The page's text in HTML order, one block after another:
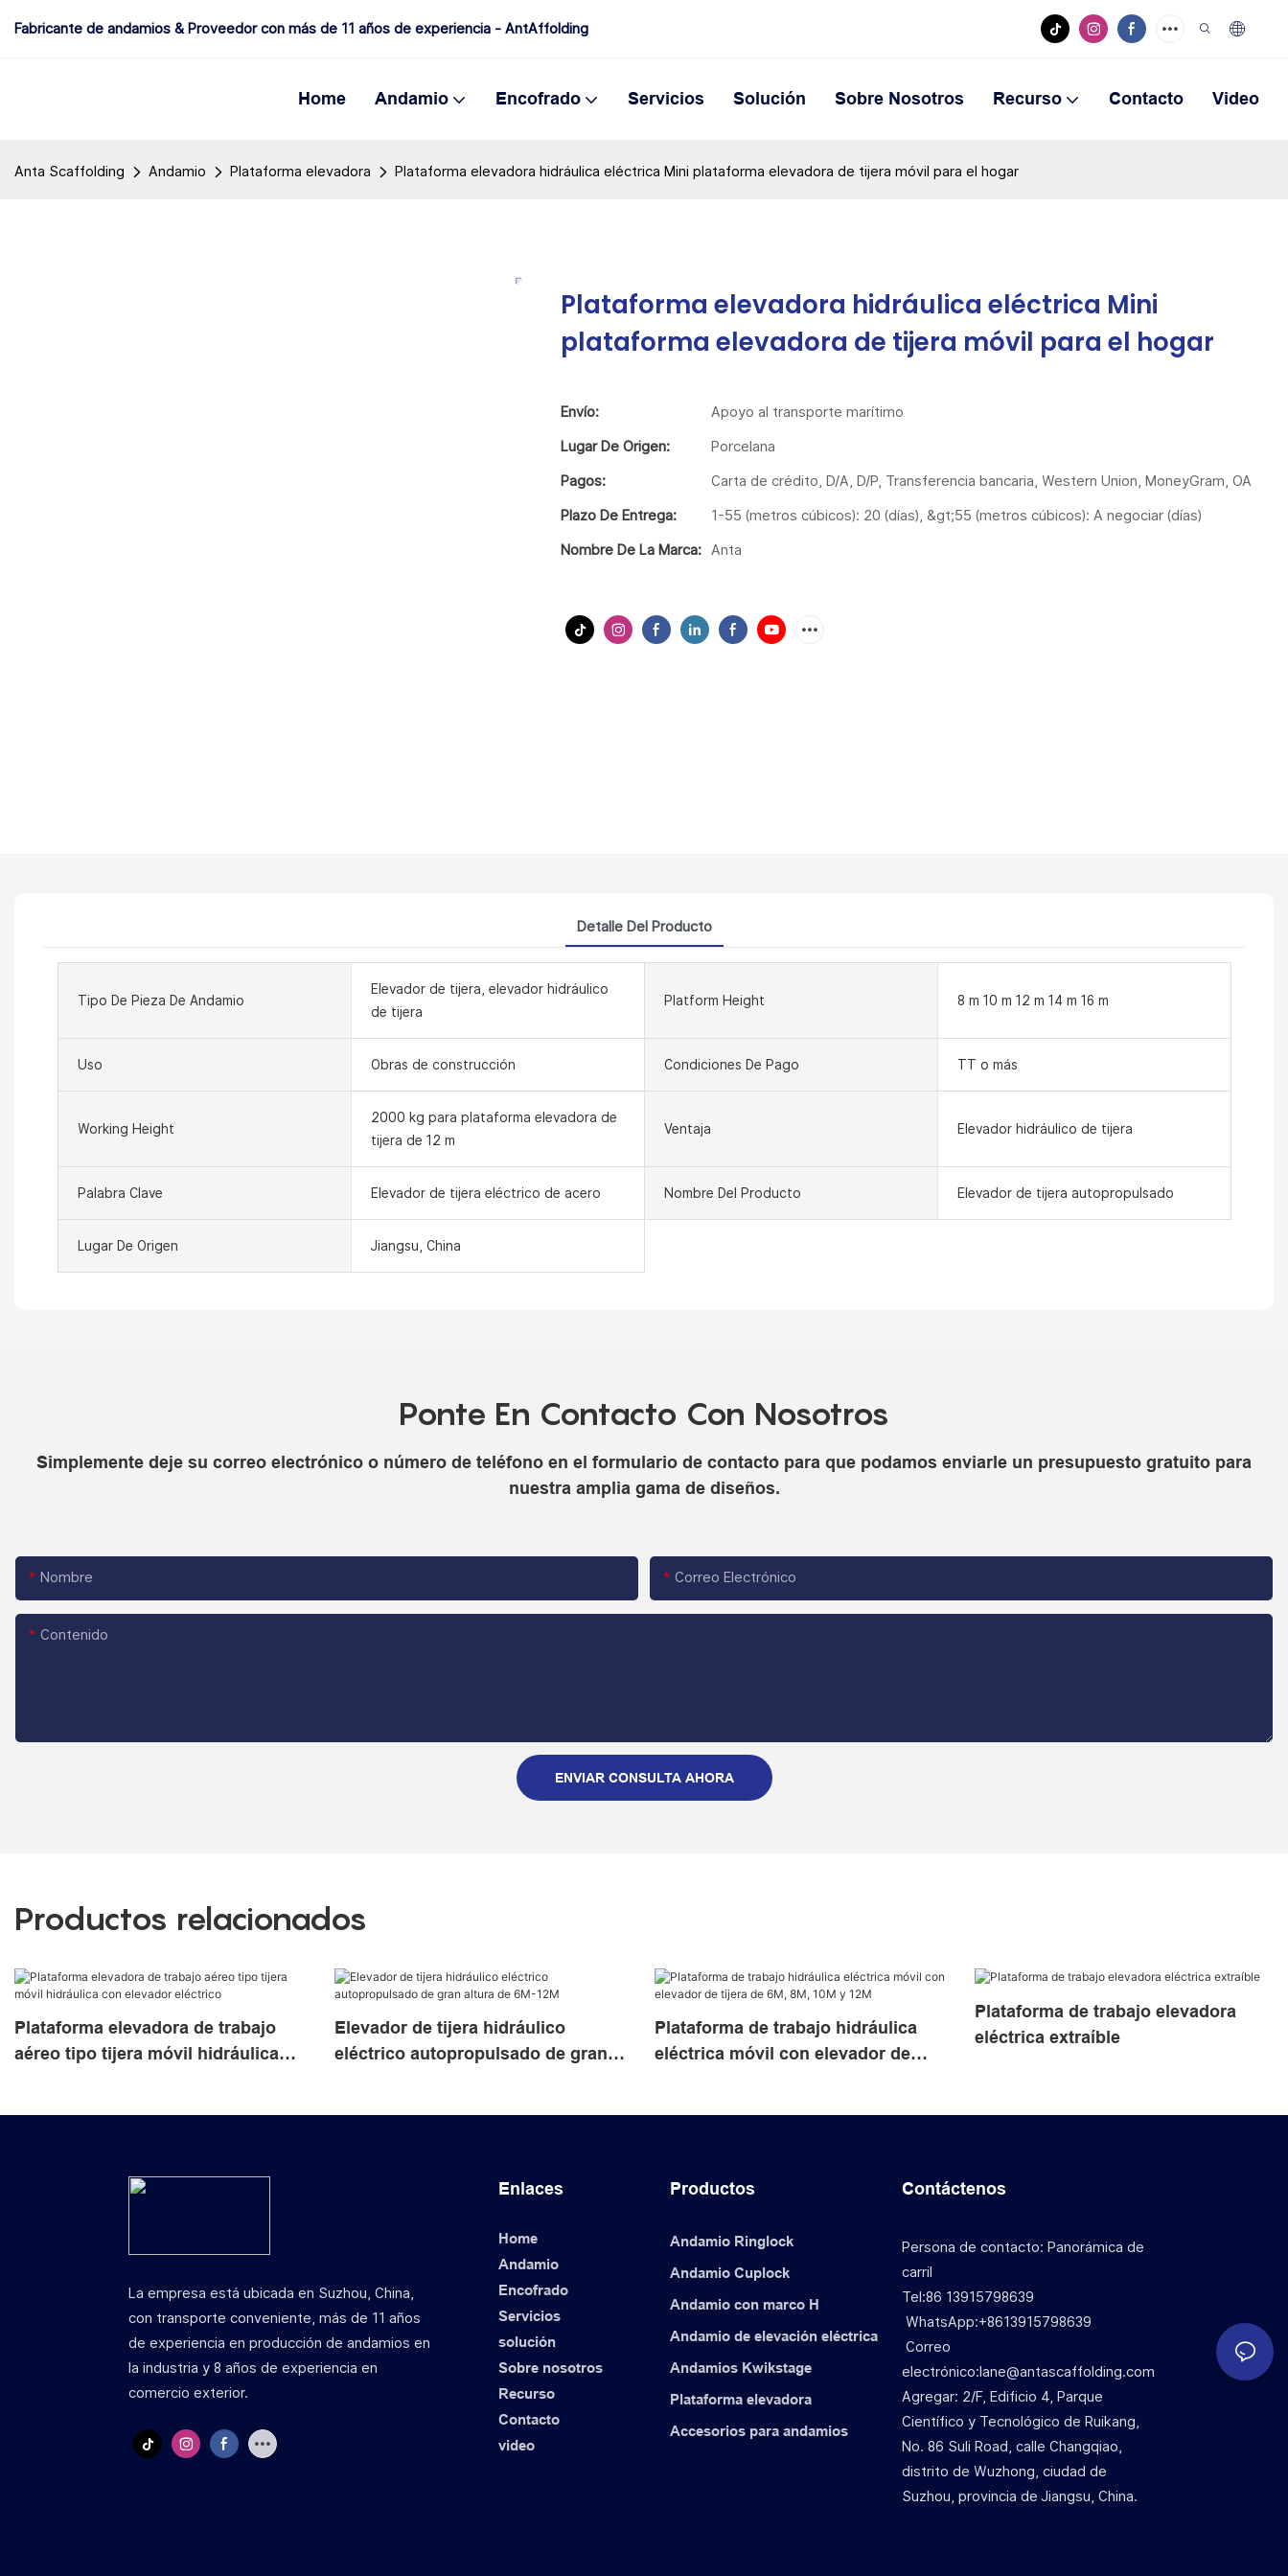
Fabricante de andamios & Proveedor con más de 11 años de experiencia - AntAffolding
Home Andamio Encofrado Servicios Solución Sobre Nosotros Recurso Contacto Video
Anta Scaffolding Andamio Plataforma elevadora Plataforma elevadora hidráulica eléctrica Mini plataforma elevadora de tijera móvil para el hogar
Plataforma elevadora hidráulica eléctrica Mini
plataforma elevadora de tijera móvil para el hogar
Envío: Apoyo al transporte marítimo
Lugar De Origen: Porcelana
Pagos: Carta de crédito, D/A, D/P, Transferencia bancaria, Western Union, MoneyGram, OA
Plazo De Entrega: 1-55 (metros cúbicos): 20 (días), &gt;55 (metros cúbicos): A negociar (días)
Nombre De La Marca: Anta
Detalle Del Producto
Tipo De Pieza De Andamio
Elevador de tijera, elevador hidráulico
de tijera
Platform Height 8 m 10 m 12 m 14 m 16 m
Uso Obras de construcción Condiciones De Pago TT o más
Working Height
2000 kg para plataforma elevadora de
tijera de 12 m
Ventaja Elevador hidráulico de tijera
Palabra Clave Elevador de tijera eléctrico de acero Nombre Del Producto Elevador de tijera autopropulsado
Lugar De Origen Jiangsu, China
Ponte En Contacto Con Nosotros
Simplemente deje su correo electrónico o número de teléfono en el formulario de contacto para que podamos enviarle un presupuesto gratuito para
nuestra amplia gama de diseños.
Nombre Correo Electrónico
Contenido
ENVIAR CONSULTA AHORA
Productos relacionados
Plataforma elevadora de trabajo
aéreo tipo tijera móvil hidráulica
Elevador de tijera hidráulico
eléctrico autopropulsado de gran
Plataforma de trabajo hidráulica
eléctrica móvil con elevador de
Plataforma de trabajo elevadora
eléctrica extraíble
La empresa está ubicada en Suzhou, China,
con transporte conveniente, más de 11 años
de experiencia en producción de andamios en
la industria y 8 años de experiencia en
comercio exterior.
Enlaces
Home
Andamio
Encofrado
Servicios
solución
Sobre nosotros
Recurso
Contacto
video
Productos
Andamio Ringlock
Andamio Cuplock
Andamio con marco H
Andamio de elevación eléctrica
Andamios Kwikstage
Plataforma elevadora
Accesorios para andamios
Contáctenos
Persona de contacto: Panorámica de
carril
Tel:86 13915798639
WhatsApp:+8613915798639
Correo
electrónico:lane@antascaffolding.com
Agregar: 2/F, Edificio 4, Parque
Científico y Tecnológico de Ruikang,
No. 86 Suli Road, calle Changqiao,
distrito de Wuzhong, ciudad de
Suzhou, provincia de Jiangsu, China.